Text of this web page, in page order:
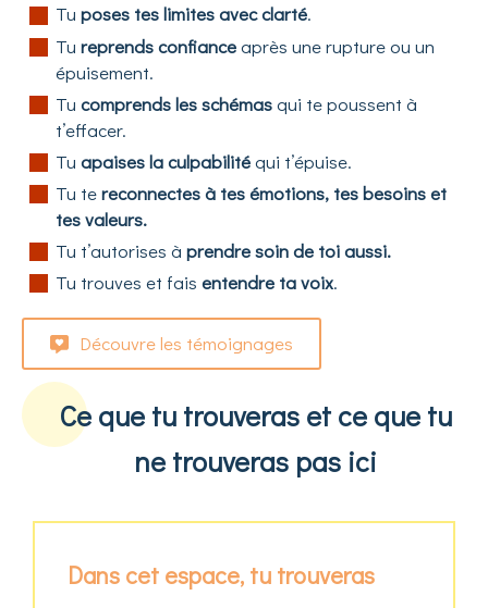
Tu poses tes limites avec clarté.
Tu reprends confianceaprès une rupture ou un
épuisement.
Tu comprends les schémasqui te poussent à
t’effacer.
Tu apaises la culpabilitéqui t’épuise.
Tu tereconnectes à tes émotions, tes besoins et
tes valeurs.
Tu t’autorises à prendre soin de toi aussi.
Tu trouves et fais entendre ta voix.
Découvre les témoignages
Ce que tu trouveras et ce que tu
ne trouveras pas ici
Dans cet espace, tu trouveras